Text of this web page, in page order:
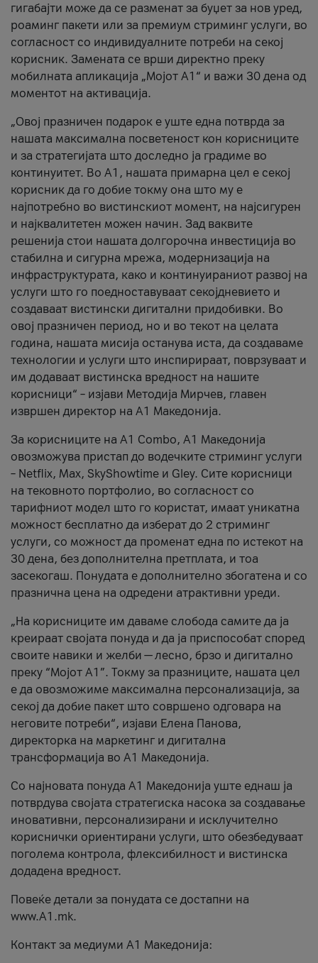
гигабајти може да се разменат за буџет за нов уред,
роаминг пакети или за премиум стриминг услуги, во
согласност со индивидуалните потреби на секој
корисник. Замената се врши директно преку
мобилната апликација „Мојот А1“ и важи 30 дена од
моментот на активација.
„Овој празничен подарок е уште една потврда за
нашата максимална посветеност кон корисниците
и за стратегијата што доследно ја градиме во
континуитет. Во А1, нашата примарна цел е секој
корисник да го добие токму она што му е
најпотребно во вистинскиот момент, на најсигурен
и најквалитетен можен начин. Зад ваквите
решенија стои нашата долгорочна инвестиција во
стабилна и сигурна мрежа, модернизација на
инфраструктурата, како и континуираниот развој на
услуги што го поедноставуваат секојдневието и
создаваат вистински дигитални придобивки. Во
овој празничен период, но и во текот на целата
година, нашата мисија останува иста, да создаваме
технологии и услуги што инспирираат, поврзуваат и
им додаваат вистинска вредност на нашите
корисници“ – изјави Методија Мирчев, главен
извршен директор на А1 Македонија.
За корисниците на A1 Combo, А1 Македонија
овозможува пристап до водечките стриминг услуги
– Netflix, Max, SkyShowtime и Gley. Сите корисници
на тековното портфолио, во согласност со
тарифниот модел што го користат, имаат уникатна
можност бесплатно да изберат до 2 стриминг
услуги, со можност да променат една по истекот на
30 дена, без дополнителна претплата, и тоа
засекогаш. Понудата е дополнително збогатена и со
празнична цена на одредени атрактивни уреди.
„На корисниците им даваме слобода самите да ја
креираат својата понуда и да ја приспособат според
своите навики и желби — лесно, брзо и дигитално
преку “Мојот А1”. Токму за празниците, нашата цел
е да овозможиме максимална персонализација, за
секој да добие пакет што совршено одговара на
неговите потреби“, изјави Елена Панова,
директорка на маркетинг и дигитална
трансформација во А1 Македонија.
Со најновата понуда А1 Македонија уште еднаш ја
потврдува својата стратегиска насока за создавање
иновативни, персонализирани и исклучително
кориснички ориентирани услуги, што обезбедуваат
поголема контрола, флексибилност и вистинска
додадена вредност.
Повеќе детали за понудата се достапни на
www.А1.mk.
Контакт за медиуми А1 Македонија: